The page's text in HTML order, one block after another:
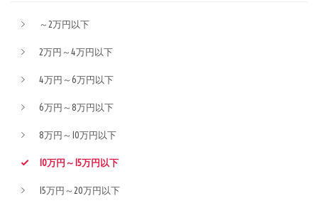
～2万円以下
2万円～4万円以下
4万円～6万円以下
6万円～8万円以下
8万円～10万円以下
10万円～15万円以下
15万円～20万円以下